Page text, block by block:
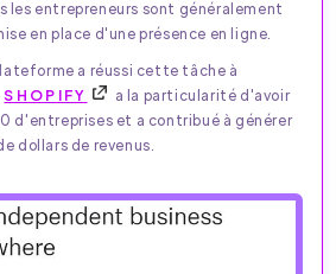
les entrepreneurs sont généralement
en place d'une présence en ligne.
a réussi cette tâche à
SHOPIFY
a la particularité d'avoir
d'entreprises et a contribué à générer
dollars de revenus.